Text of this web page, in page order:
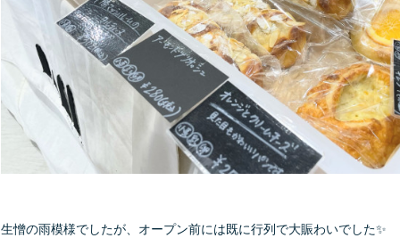
生憎の雨模様でしたが、オープン前には既に行列で大賑わいでした✨️